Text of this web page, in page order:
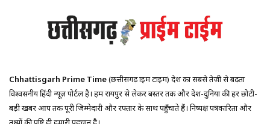
Chhattisgarh Prime Time(छत्तीसगढ़ प्राइम टाइम) प्रदेश का सबसे तेजी से बढ़ता
विश्वसनीय हिंदी न्यूज़ पोर्टल है। हम रायपुर से लेकर बस्तर तक और देश-दुनिया की हर छोटी-
बड़ी खबर आप तक पूरी जिम्मेदारी और रफ्तार के साथ पहुँचाते हैं। निष्पक्ष पत्रकारिता और